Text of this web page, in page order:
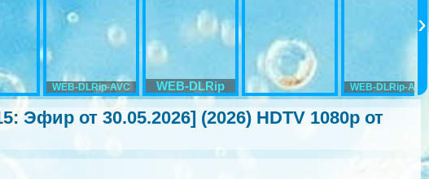
WEB-DLRip-AVC WEB-DLRip WEB-DLRip-AVC
Эфир от 30.05.2026] (2026) HDTV 1080р от